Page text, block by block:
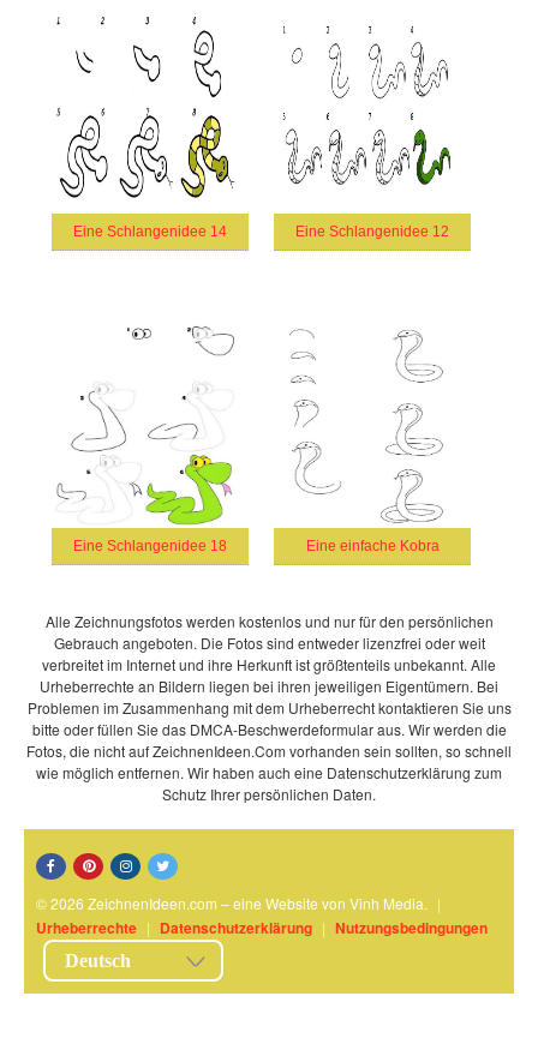
Eine Schlangenidee 14 Eine Schlangenidee 12
Eine Schlangenidee 18 Eine einfache Kobra
Alle Zeichnungsfotos werden kostenlos und nur für den persönlichen
Gebrauch angeboten. Die Fotos sind entweder lizenzfrei oder weit
verbreitet im Internet und ihre Herkunft ist größtenteils unbekannt. Alle
Urheberrechte an Bildern liegen bei ihren jeweiligen Eigentümern. Bei
Problemen im Zusammenhang mit dem Urheberrecht kontaktieren Sie uns
bitte oder füllen Sie das DMCA-Beschwerdeformular aus. Wir werden die
Fotos, die nicht auf ZeichnenIdeen.Com vorhanden sein sollten, so schnell
wie möglich entfernen. Wir haben auch eine Datenschutzerklärung zum
Schutz Ihrer persönlichen Daten.
© 2026 ZeichnenIdeen.com – eine Website von Vinh Media. |
Urheberrechte | Datenschutzerklärung | Nutzungsbedingungen
Deutsch